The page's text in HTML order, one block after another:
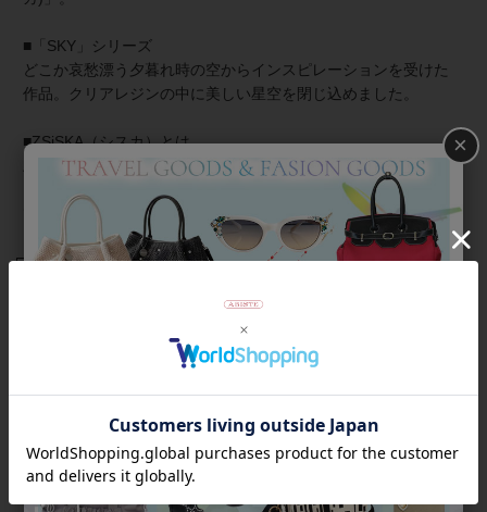
■「SKY」シリーズ
どこか哀愁漂う夕暮れ時の空からインスピレーションを受けた
作品。クリアレジンの中に美しい星空を閉じ込めました。
■ZSiSKA（シスカ）とは
上質な樹脂、ポリエステルレジンの特性を活かし、ガラスのよ
うな質感を再現しつつも、軽くてつけやすいことで人気を博し
ています。
×